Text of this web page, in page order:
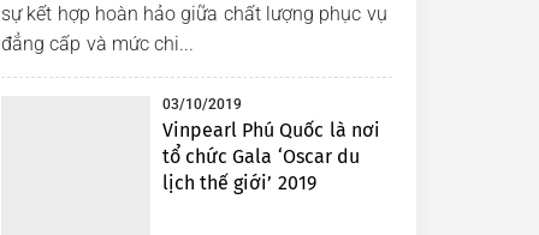
sự kết hợp hoàn hảo giữa chất lượng phục vụ
đẳng cấp và mức chi...
03/10/2019
Vinpearl Phú Quốc là nơi
tổ chức Gala ‘Oscar du
lịch thế giới’ 2019